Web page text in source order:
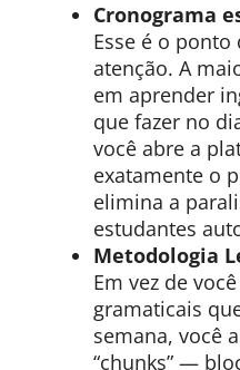
Cronograma
Esse é o
atenção. A
em aprender
que fazer no
você abre a
exatamente o
elimina a
estudantes
Metodologia
Em vez de
gramaticais
semana, você
“chunks” —